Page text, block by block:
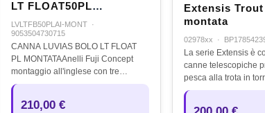
LT FLOAT50PL
MONTATA
LVLTFB50PLAI-MONT ·
9053504730715
CANNA LUVIAS BOLO LT FLOAT
PL MONTATAAnelli Fuji Concept
montaggio all'inglese con tre
scorrevoli sulla cima , uno sul
pezzoPlacca Alps SilverSalva cima
210,00 €
Extensis
montata
02978xx ·
La serie Extensis è
canne telescopiche
pesca alla trota in
caratterizzate da